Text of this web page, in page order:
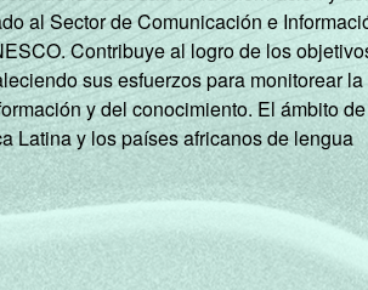
al Sector de Comunicación e
Contribuye al logro de los
sus esfuerzos para monitorear la
y del conocimiento. El ámbito de
Latina y los países africanos de lengua